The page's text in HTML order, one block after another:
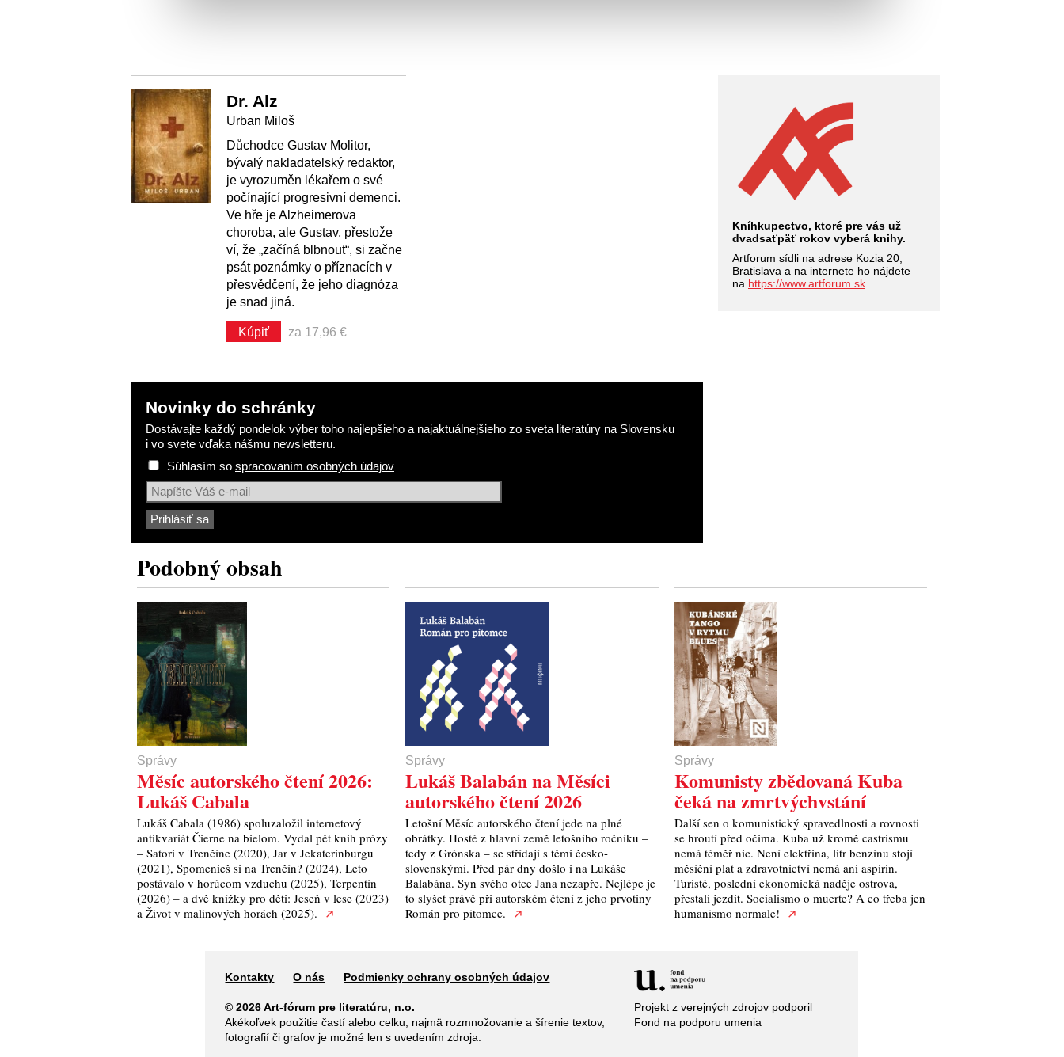
Kníhkupectvo, ktoré pre vás už
dvadsaťpäť rokov vyberá knihy.
Artforum sídli na adrese Kozia 20,
Bratislava a na internete ho nájdete
na https://www.artforum.sk
Dr. Alz
Urban Miloš
Důchodce Gustav Molitor,
bývalý nakladatelský redaktor,
je vyrozuměn lékařem o své
počínající progresivní demenci.
Ve hře je Alzheimerova
choroba, ale Gustav, přestože
ví, že „začíná blbnout“, si začne
psát poznámky o příznacích v
přesvědčení, že jeho diagnóza
je snad jiná.
Kúpiť za 17,96 €
Novinky do schránky
Dostávajte každý pondelok výber toho najlepšieho a najaktuálnejšieho zo sveta literatúry na Slovensku
i vo svete vďaka nášmu newsletteru.
Súhlasím so spracovaním osobných údajov
Podobný obsah
Správy
Měsíc autorského čtení 2026:
Lukáš Cabala
Lukáš Cabala (1986) spoluzaložil internetový
antikvariát Čierne na bielom. Vydal pět knih prózy
– Satori v Trenčíne (2020), Jar v Jekaterinburgu
(2021), Spomenieš si na Trenčín? (2024), Leto
postávalo v horúcom vzduchu (2025), Terpentín
(2026) – a dvě knížky pro děti: Jeseň v lese (2023)
a Život v malinových horách (2025).
Správy
Lukáš Balabán na Měsíci
autorského čtení 2026
Letošní Měsíc autorského čtení jede na plné
obrátky. Hosté z hlavní země letošního ročníku –
tedy z Grónska – se střídají s těmi česko-
slovenskými. Před pár dny došlo i na Lukáše
Balabána. Syn svého otce Jana nezapře. Nejlépe je
to slyšet právě při autorském čtení z jeho prvotiny
Román pro pitomce.
Správy
Komunisty zbědovaná Kuba
čeká na zmrtvýchvstání
Další sen o komunistický spravedlnosti a rovnosti
se hroutí před očima. Kuba už kromě castrismu
nemá téměř nic. Není elektřina, litr benzínu stojí
měsíční plat a zdravotnictví nemá ani aspirin.
Turisté, poslední ekonomická naděje ostrova,
přestali jezdit. Socialismo o muerte? A co třeba jen
humanismo normale!
Kontakty O nás Podmienky ochrany osobných údajov
© 2026 Art-fórum pre literatúru, n.o.
Akékoľvek použitie častí alebo celku, najmä rozmnožovanie a šírenie textov,
fotografií či grafov je možné len s uvedením zdroja.
Projekt z verejných zdrojov podporil
Fond na podporu umenia